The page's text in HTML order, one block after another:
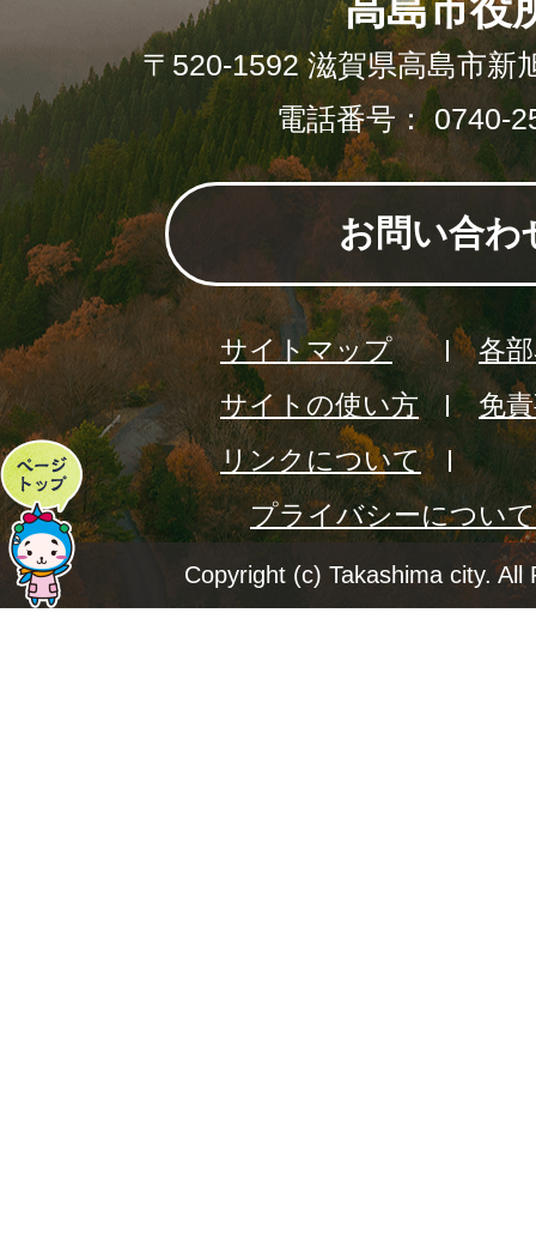
ペ
ー
ジ
高島市役
〒520-1592 滋賀県高島市新
電話番号： 0740-
お問い合わ
サイトマップ
各
サイトの使い方
免
リンクについて
プライバシーについて
Copyright (c) Takashima city. All